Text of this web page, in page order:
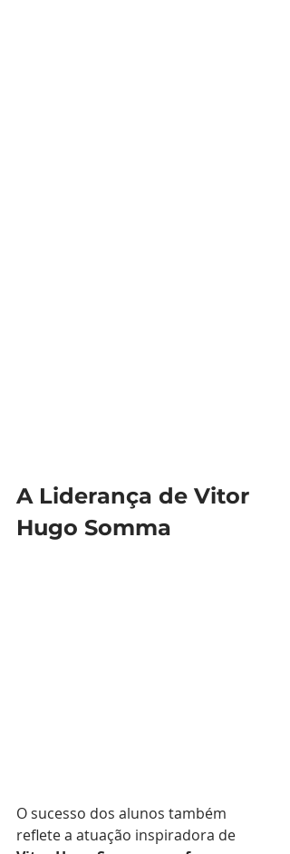
A Liderança de Vitor
Hugo Somma
O sucesso dos alunos também
reflete a atuação inspiradora de